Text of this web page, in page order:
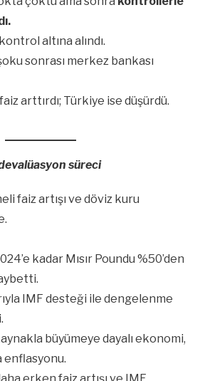
altına alındı.
sonrası merkez bankası
arttırdı; Türkiye ise düşürdü.
süreci
faiz artışı ve döviz kuru
kadar Mısır Poundu %50’den
IMF desteği ile dengelenme
büyümeye dayalı ekonomi,
enflasyonu.